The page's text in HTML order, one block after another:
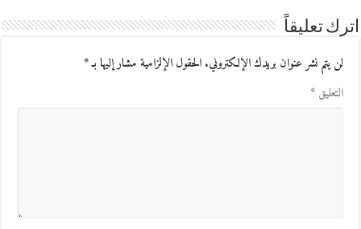
اترك تعليقاً
لن يتم نشر عنوان بريدك الإلكتروني.الحقول الإلزامية مشار إليها بـ*
التعليق*